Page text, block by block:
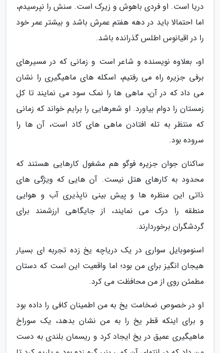
دریا است. او فردی باهوش و زیرک است. سنش را نپرسیدم،
اما احتمالا باید در دهه هفتم عمرش باشد و بیشتر عمر خود
را در اقیانوس اطلس گذرانده باشد.
او، بعلاوه نویسنده و شاعر است و زمانی که در مسیرهای
برفی جزیره راه می رفتیم، اسکله های ماهیگیری را نشان
می داد که در آن، ماهی ها را نمک سود می نمایند تا کل
زمستان را دوام بیاورد. او شعرهایی را برایم خواند که زمانی
که منتظر به تله افتادن ماهی های کاد است، آن ها را
سروده بود.
ساکنان جوان جزیره فوگو هم مشغول کارهایی هستند که
محدود به کارهای هتل نیست. آن هایی که ویژگی های
ذاتی این منظره ها و پیش بینی ناپذیری آب و هوایی
منطقه را درک می نمایند، از جایگاهی ارزشمند برای
گردشگران برخوردارند.
اسنوموبایل سواری در یک دریاچه یخ زده تجربه ای بسیار
هیجان انگیز برای من بود؛ اما واقعیت این است که دستان
مطمئن روی از من محافظت می کرد.
او در خصوص ضخامت یخ به من اطمینان کافی را داده بود
و برای اینکه قطر یخ را به من نشان بدهد، یک سوراخ
ماهیگیری عمیق در یخ ایجاد کرد و ریسمان بلندی به دست